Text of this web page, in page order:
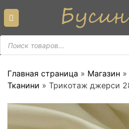
content
Пошук
товарів
Главная страница » Магазин »
Тканини » Трикотаж джерси